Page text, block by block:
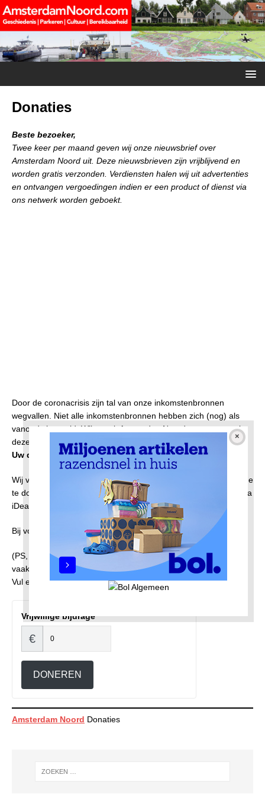
Donaties
Beste bezoeker,
Twee keer per maand geven wij onze nieuwsbrief over
Amsterdam Noord uit. Deze nieuwsbrieven zijn vrijblijvend en
worden gratis verzonden. Verdiensten halen wij uit advertenties
en ontvangen vergoedingen indien er een product of dienst via
ons netwerk worden geboekt.
Door de coronacrisis zijn tal van onze inkomstenbronnen
wegvallen. Niet alle inkomstenbronnen hebben zich (nog) als
vanouds hersteld. Wilt u ook AmsterdamNoord.com steunen in
deze vreemde tijd?
Uw donaties worden bijzonder op prijs gesteld.
Wij vragen u dan ook ons te steunen door een vrijwillige bijdrage
te doen, u kunt hieronder een bedrag invullen en overmaken via
iDeal.
Bij voorbaat onze hartelijke dank!
(PS, wilt u de overmaking helemaal afronden? We zien best
vaak niet afgeronde overmakingen staan en dat is zonde).
Vul eerst een bedrag in.
Vrijwillige bijdrage
€
DONEREN
Amsterdam Noord Donaties